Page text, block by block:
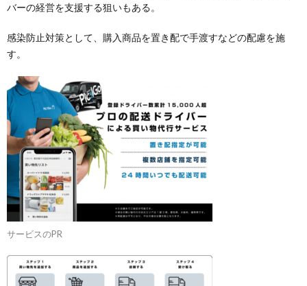
バーの経営を支援する狙いもある。
感染防止対策として、購入商品を置き配で手渡すなどの配慮を施
す。
サービスのPR